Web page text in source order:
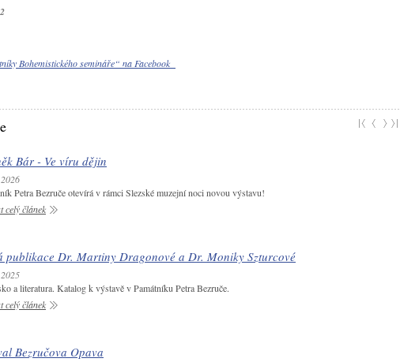
Bohemistického semináře“ na Facebook
Bár - Ve víru dějin
Petra Bezruče otevírá v rámci Slezské muzejní noci novou výstavu!
celý článek
publikace Dr. Martiny Dragonové a Dr. Moniky Szturcové
a literatura. Katalog k výstavě v Památníku Petra Bezruče.
celý článek
Bezručova Opava